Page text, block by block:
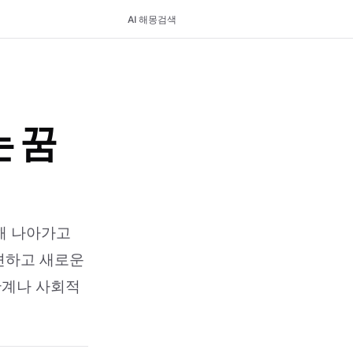
AI 해몽검색
꿈
나아가고
하고 새로운
나 사회적